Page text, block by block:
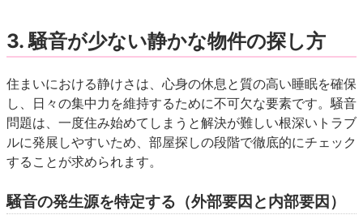
3. 騒音が少ない静かな物件の探し方
住まいにおける静けさは、心身の休息と質の高い睡眠を確保
し、日々の集中力を維持するために不可欠な要素です。騒音
問題は、一度住み始めてしまうと解決が難しい根深いトラブ
ルに発展しやすいため、部屋探しの段階で徹底的にチェック
することが求められます。
騒音の発生源を特定する（外部要因と内部要因）